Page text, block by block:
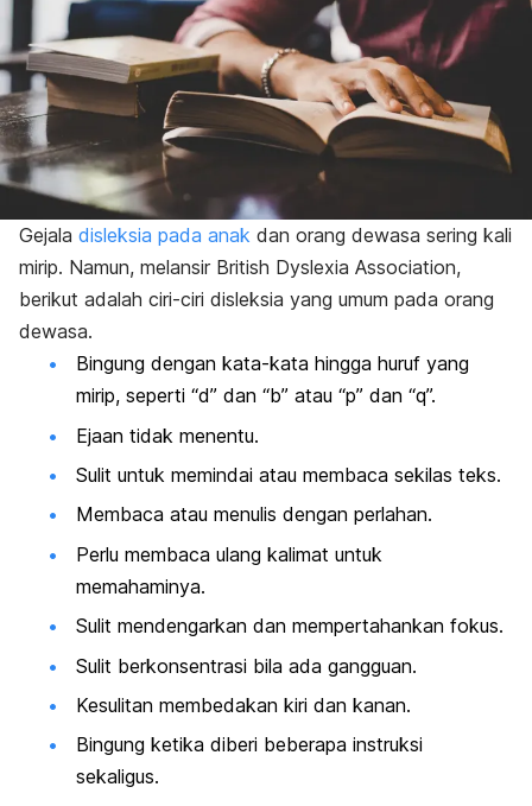
Gejala disleksia pada anak dan orang dewasa sering kali
mirip. Namun, melansir British Dyslexia Association,
berikut adalah ciri-ciri disleksia yang umum pada orang
dewasa.
Bingung dengan kata-kata hingga huruf yang
mirip, seperti “d” dan “b” atau “p” dan “q”.
Ejaan tidak menentu.
Sulit untuk memindai atau membaca sekilas teks.
Membaca atau menulis dengan perlahan.
Perlu membaca ulang kalimat untuk
memahaminya.
Sulit mendengarkan dan mempertahankan fokus.
Sulit berkonsentrasi bila ada gangguan.
Kesulitan membedakan kiri dan kanan.
Bingung ketika diberi beberapa instruksi
sekaligus.